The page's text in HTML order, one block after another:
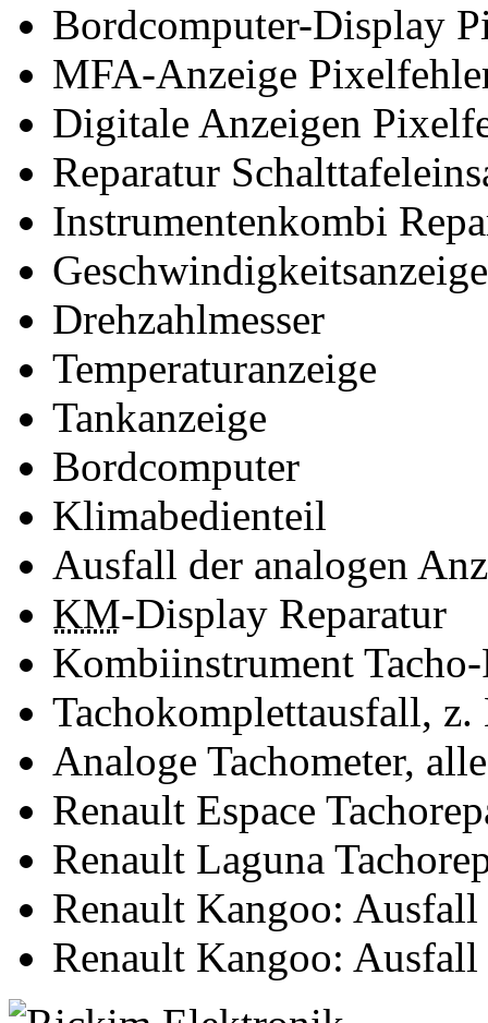
Bordcomputer-Display
MFA-Anzeige
Digitale Anzeigen
Reparatur
Instrumentenkombi
Geschwindigkeitsanzeige
Drehzahlmesser
Temperaturanzeige
Tankanzeige
Bordcomputer
Klimabedienteil
Ausfall der analogen
KM-Display Reparatur
Kombiinstrument
Tachokomplettausfall, z.
Analoge Tachometer,
Renault Espace
Renault Laguna
Renault Kangoo: Ausfall
Renault Kangoo: